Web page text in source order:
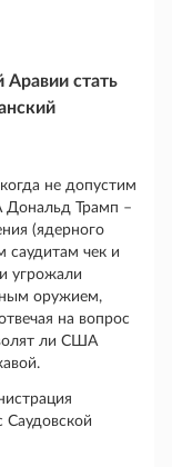
стать
не допустим
Дональд Трамп –
(ядерного
чек и
угрожали
оружием,
на вопрос
ли США
Саудовской